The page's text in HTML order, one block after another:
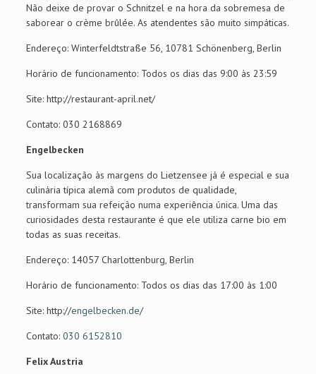
Não deixe de provar o Schnitzel e na hora da sobremesa de
saborear o crème brûlée. As atendentes são muito simpáticas.
Endereço: Winterfeldtstraße 56, 10781 Schönenberg, Berlin
Horário de funcionamento: Todos os dias das 9:00 às 23:59
Site: http://restaurant-april.net/
Contato: 030 2168869
Engelbecken
Sua localização às margens do Lietzensee já é especial e sua
culinária típica alemã com produtos de qualidade,
transformam sua refeição numa experiência única. Uma das
curiosidades desta restaurante é que ele utiliza carne bio em
todas as suas receitas.
Endereço: 14057 Charlottenburg, Berlin
Horário de funcionamento: Todos os dias das 17:00 às 1:00
Site: http://engelbecken.de/
Contato: 030 6152810
Felix Austria